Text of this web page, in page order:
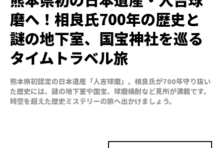
磨へ！相良氏700年の歴史と
謎の地下室、国宝神社を巡る
タイムトラベル旅
熊本県初認定の日本遺産「人吉球磨」。相良氏が700年守り抜い
た歴史には、謎の地下室や国宝、球磨焼酎など見所が満載です。
時空を超えた歴史ミステリーの旅へ出かけましょう。